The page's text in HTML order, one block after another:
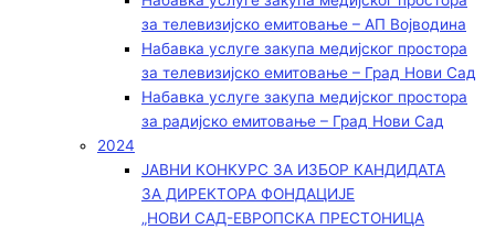
за телевизијско емитовање – АП Војводинa
Набавка услуге закупа медијског простора
за телевизијско емитовање – Град Нови Сад
Набавка услуге закупа медијског простора
за радијско емитовање – Град Нови Сад
2024
ЈАВНИ КОНКУРС ЗА ИЗБОР КАНДИДАТА
ЗА ДИРЕКТОРА ФОНДАЦИЈЕ
„НОВИ САД-ЕВРОПСКА ПРЕСТОНИЦА